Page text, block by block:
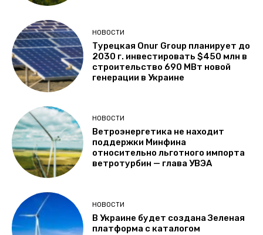
НОВОСТИ
Турецкая Onur Group планирует до
2030 г. инвестировать $450 млн в
строительство 690 МВт новой
генерации в Украине
НОВОСТИ
Ветроэнергетика не находит
поддержки Минфина
относительно льготного импорта
ветротурбин — глава УВЭА
НОВОСТИ
В Украине будет создана Зеленая
платформа с каталогом